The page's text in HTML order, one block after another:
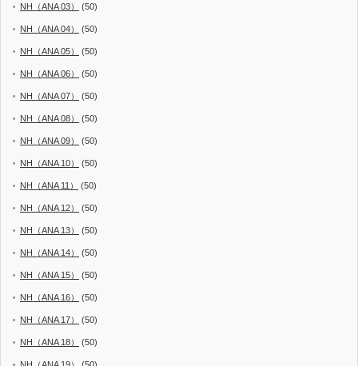
NH（ANA 03） (50)
NH（ANA 04） (50)
NH（ANA 05） (50)
NH（ANA 06） (50)
NH（ANA 07） (50)
NH（ANA 08） (50)
NH（ANA 09） (50)
NH（ANA 10） (50)
NH（ANA 11） (50)
NH（ANA 12） (50)
NH（ANA 13） (50)
NH（ANA 14） (50)
NH（ANA 15） (50)
NH（ANA 16） (50)
NH（ANA 17） (50)
NH（ANA 18） (50)
NH（ANA 19） (50)